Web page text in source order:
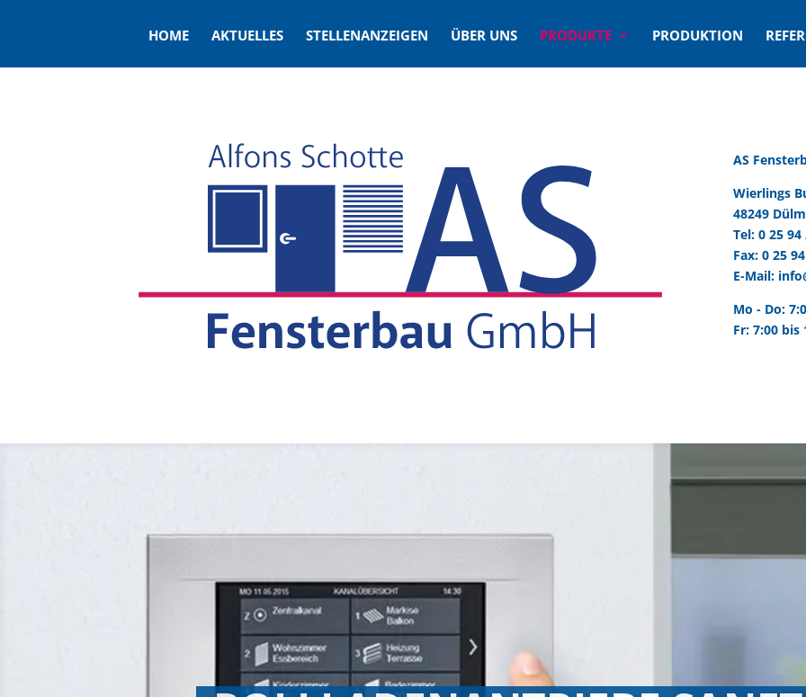
HOME AKTUELLES STELLENANZEIGEN ÜBER UNS PRODUKTE PRODUKTION
AS
Wierlings
48249
Tel: 0 25 94
Fax: 0 25
E-Mail:
Mo - Do:
Fr: 7:00 bis